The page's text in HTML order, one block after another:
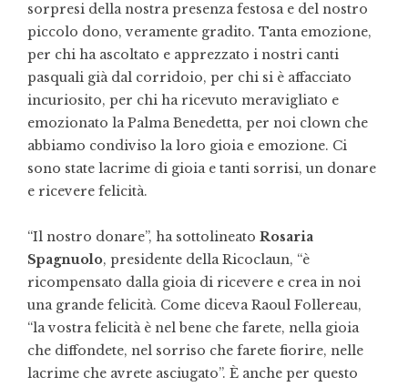
sorpresi della nostra presenza festosa e del nostro
piccolo dono, veramente gradito. Tanta emozione,
per chi ha ascoltato e apprezzato i nostri canti
pasquali già dal corridoio, per chi si è affacciato
incuriosito, per chi ha ricevuto meravigliato e
emozionato la Palma Benedetta, per noi clown che
abbiamo condiviso la loro gioia e emozione. Ci
sono state lacrime di gioia e tanti sorrisi, un donare
e ricevere felicità.
“Il nostro donare”, ha sottolineato Rosaria
Spagnuolo, presidente della Ricoclaun, “è
ricompensato dalla gioia di ricevere e crea in noi
una grande felicità. Come diceva Raoul Follereau,
“la vostra felicità è nel bene che farete, nella gioia
che diffondete, nel sorriso che farete fiorire, nelle
lacrime che avrete asciugato”. È anche per questo